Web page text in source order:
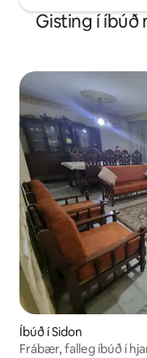
Gisting í íbúð
Íbúð í Sidon
Frábær, falleg íbúð í